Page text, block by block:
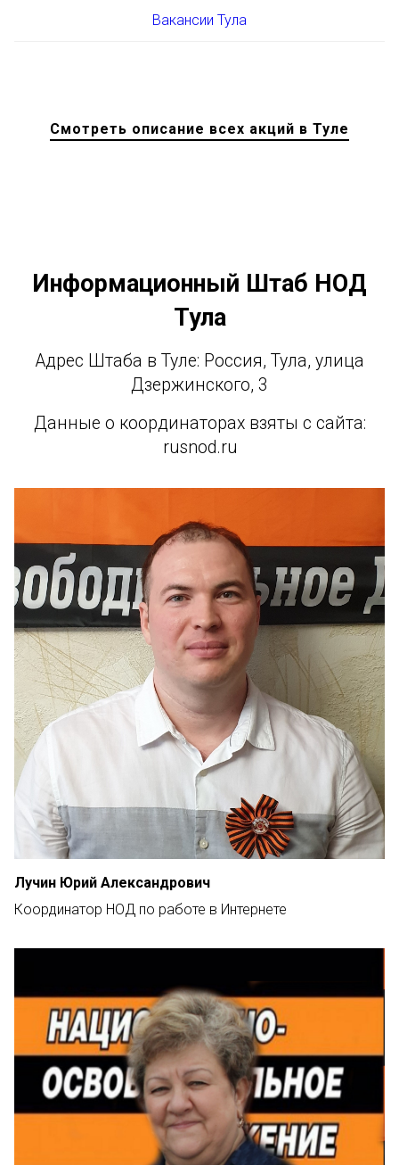
Вакансии Тула
Смотреть описание всех акций в Туле
Информационный Штаб НОД
Тула
Адрес Штаба в Туле: Россия, Тула, улица
Дзержинского, 3
Данные о координаторах взяты с сайта:
rusnod.ru
Лучин Юрий Александрович
Координатор НОД по работе в Интернете